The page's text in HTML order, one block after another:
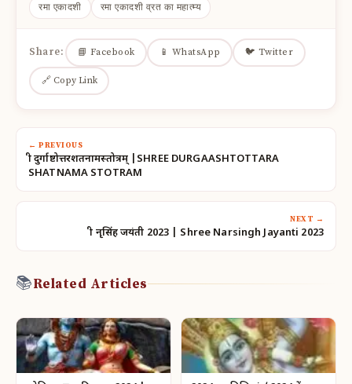
रमा एकादशी
रमा एकादशी व्रत का महात्म्य
Share: 📘 Facebook 📱 WhatsApp 🐦 Twitter
🔗 Copy Link
← PREVIOUS
श्री दुर्गाष्टोत्तरशतनामस्तोत्रम् |SHREE DURGAASHTOTTARA
SHATNAMA STOTRAM
NEXT →
श्री नृसिंह जयंती 2023 | Shree Narsingh Jayanti 2023
📚Related Articles